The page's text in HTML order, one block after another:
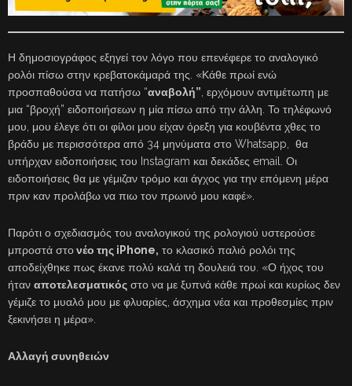
Η δημοσιογράφος εξηγεί τον λόγο που επενέφερε το αναλογικό
ρολόι πίσω στην κρεβατοκάμαρά της. «Κάθε πρωί ενώ
προσπαθούσα να πατήσω “αναβολή” , ερχόμουν αντιμέτωπη με
μια “βροχή” ειδοποιήσεων η μία πίσω από την άλλη. Το τηλέφωνό
μου, μου έλεγε ότι οι φίλοι μου είχαν όρεξη για κουβέντα χθες το
βράδυ με περισσότερα από 34 μηνύματα στο Whatsapp, θα
υπήρχαν ειδοποιήσεις του Instagram και δεκάδες email. Οι
ειδοποιήσεις θα με γέμιζαν τρόμο και άγχος για την επόμενη μέρα
πριν καν προλάβω να πιω τον πρωινό μου καφέ».
Παρότι ο σχεδιασμός του αναλογικού της ρολογιού υστερούσε
μπροστά στονέο της iPhone, το κλασικό παλιό ρολόι της
αποδείχθηκε πως έκανε πολύ καλά τη δουλειά του. «Ο ήχος του
ήταν αποτελεσματικός στο να με ξυπνά κάθε πρωί και κυρίως δεν
γέμιζε το μυαλό μου με φλυαρίες, άσχημα νέα και προθεσμίες πριν
ξεκινήσει η μέρα».
Αλλαγή συνηθειών